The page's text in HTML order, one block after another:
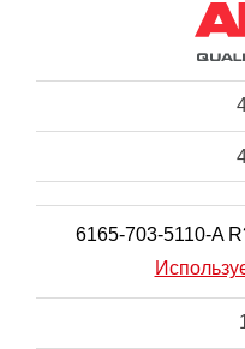
6165-703-5110-A